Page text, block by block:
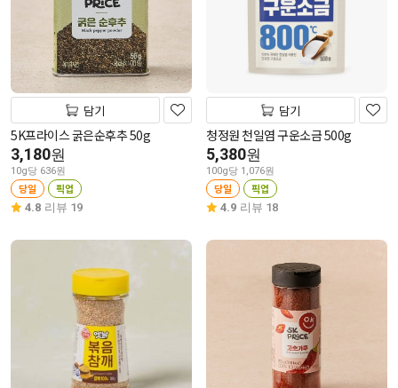
담기
5K프라이스 굵은순후추 50g
3,180원
10g당 636원
당일 픽업
4.8 리뷰 19
담기
청정원 천일염 구운소금 500g
5,380원
100g당 1,076원
당일 픽업
4.9 리뷰 18